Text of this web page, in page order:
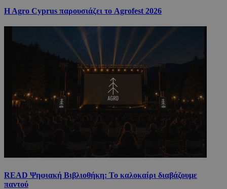
H Agro Cyprus παρουσιάζει το Agrofest 2026
READ Ψηφιακή Βιβλιοθήκη: Το καλοκαίρι διαβάζουμε
παντού